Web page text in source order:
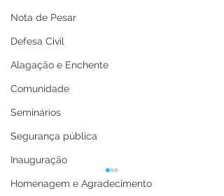
Nota de Pesar
Defesa Civil
Alagação e Enchente
Comunidade
Seminários
Segurança pública
Inauguração
Homenagem e Agradecimento